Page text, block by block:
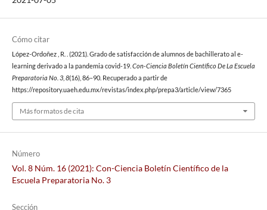
Cómo citar
López-Ordoñez , R. . (2021). Grado de satisfacción de alumnos de bachillerato al e-
learning derivado a la pandemia covid-19. Con-Ciencia Boletín Científico De La Escuela
Preparatoria No. 3, 8(16), 86–90. Recuperado a partir de
https://repository.uaeh.edu.mx/revistas/index.php/prepa3/article/view/7365
Más formatos de cita
Número
Vol. 8 Núm. 16 (2021): Con-Ciencia Boletín Científico de la
Escuela Preparatoria No. 3
Sección